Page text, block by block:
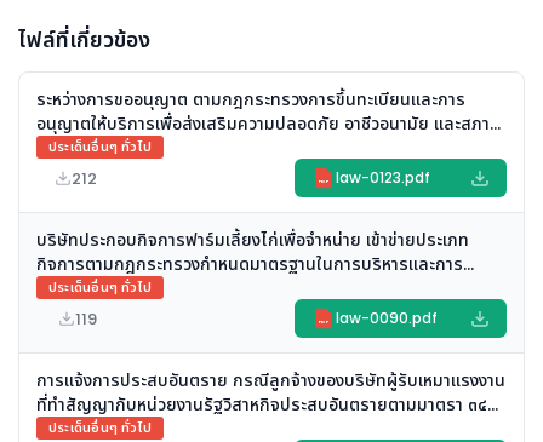
ไฟล์ที่เกี่ยวข้อง
ระหว่างการขออนุญาต ตามกฎกระทรวงการขึ้นทะเบียนและการ
อนุญาตให้บริการเพื่อส่งเสริมความปลอดภัย อาชีวอนามัย และสภาพ
แวดล้อมในการทำงาน พ.ศ. ๒๕๖๔ สามารถดำเนินการให้บริการไป
พลางก่อนจนกว่าจะได้รับใบอนุญาตได้หรือไม่
ประเด็นอื่นๆ ทั่วไป
212 PDF law-0123.pdf
บริษัทประกอบกิจการฟาร์มเลี้ยงไก่เพื่อจำหน่าย เข้าข่ายประเภท
กิจการตามกฎกระทรวงกำหนดมาตรฐานในการบริหารและการ
จัดการด้านความปลอดภัย อาชีวอนามัย และสภาพแวดล้อมในการ
ทำงาน พ.ศ. ๒๕๔๙ หรือไม่
ประเด็นอื่นๆ ทั่วไป
119 PDF law-0090.pdf
การแจ้งการประสบอันตราย กรณีลูกจ้างของบริษัทผู้รับเหมาแรงงาน
ที่ทำสัญญากับหน่วยงานรัฐวิสาหกิจประสบอันตรายตามมาตรา ๓๔
แห่งพระราชบัญญัติความปลอดภัยฯ พ.ศ. ๒๕๕๔
ประเด็นอื่นๆ ทั่วไป